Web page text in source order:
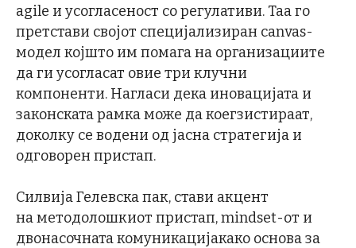
agile и усогласеност со регулативи. Таа го
претстави својот специјализиран canvas-
модел којшто им помага на организациите
да ги усогласат овие три клучни
компоненти. Нагласи дека иновацијата и
законската рамка може да коегзистираат,
доколку се водени од јасна стратегија и
одговорен пристап.
Силвија Гелевска пак, стави акцент
на методолошкиот пристап, mindset-от и
двонасочната комуникацијакако основа за